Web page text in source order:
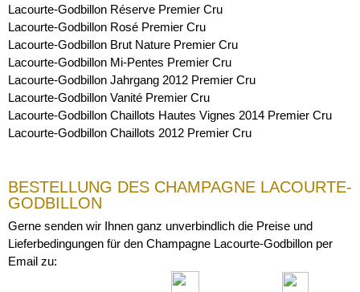
Lacourte-Godbillon Réserve Premier Cru
Lacourte-Godbillon Rosé Premier Cru
Lacourte-Godbillon Brut Nature Premier Cru
Lacourte-Godbillon Mi-Pentes Premier Cru
Lacourte-Godbillon Jahrgang 2012 Premier Cru
Lacourte-Godbillon Vanité Premier Cru
Lacourte-Godbillon Chaillots Hautes Vignes 2014 Premier Cru
Lacourte-Godbillon Chaillots 2012 Premier Cru
BESTELLUNG DES CHAMPAGNE LACOURTE-
GODBILLON
Gerne senden wir Ihnen ganz unverbindlich die Preise und
Lieferbedingungen für den Champagne Lacourte-Godbillon per
Email zu: